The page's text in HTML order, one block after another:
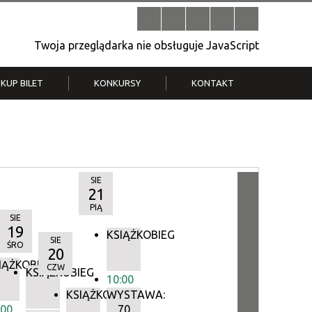
Twoja przeglądarka nie obsługuje JavaScript
KUP BILET KONKURSY
T.
KONTAKT
SIE
19
ŚRO
KSIĄŻKOBIEG
SIE
20
CZW
KSIĄŻKOBIEG
SIE
21
PIĄ
KSIĄŻKOBIEG
10:00
WYSTAWA:
70